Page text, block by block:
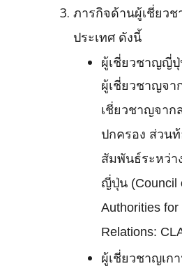
ภารกิจด้านผู้เชี่ยวช
ประเทศ ดังนี้
ผู้เชี่ยวชาญญี่ปุ่
ผู้เชี่ยวชาญจา
เชี่ยวชาญจาก
ปกครอง ส่วน
สัมพันธ์ระหว่า
ญี่ปุ่น (Council
Authorities
Relations:
ผู้เชี่ยวชาญเก